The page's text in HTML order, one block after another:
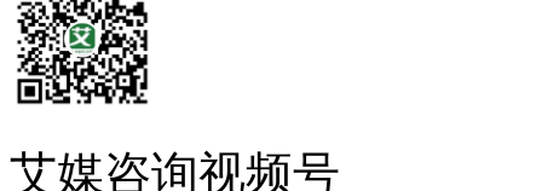
艾媒咨询视频号